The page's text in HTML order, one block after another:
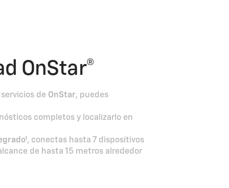
OnStar®
de OnStar, puedes
completos y localizarlo en
, conectas hasta 7 dispositivos
de hasta 15 metros alrededor